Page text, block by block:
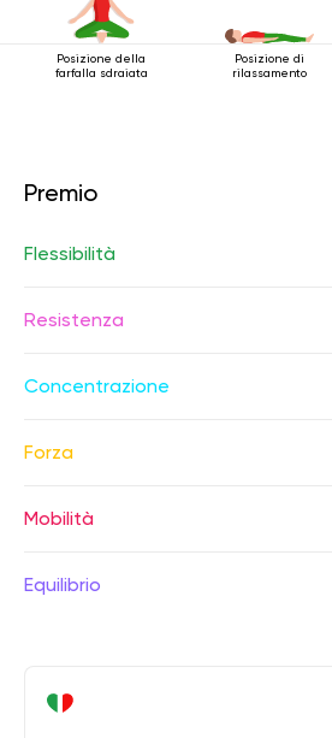
Posizione della
farfalla sdraiata
Posizione di
rilassamento
Premio
Flessibilità
Resistenza
Concentrazione
Forza
Mobilità
Equilibrio